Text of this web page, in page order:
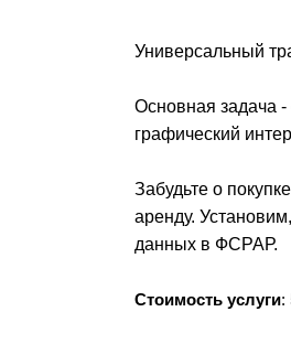
Универсальный
Основная задача -
графический
Забудьте о
аренду.
данных в ФСРАР.
Стоимость услуги: